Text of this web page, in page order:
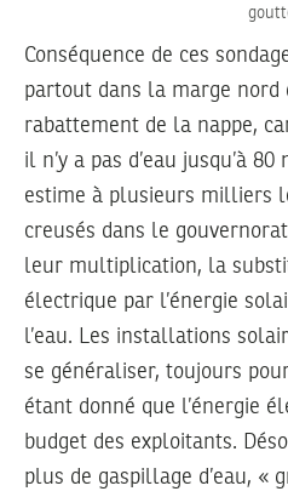
Conséquence de ces
partout dans la marge nord
rabattement de la nappe,
il n’y a pas d’eau jusqu’à
estime à plusieurs milliers
creusés dans le
leur multiplication, la
électrique par l’énergie
l’eau. Les installations
se généraliser, toujours
étant donné que l’énergie
budget des exploitants.
plus de gaspillage d’eau, «